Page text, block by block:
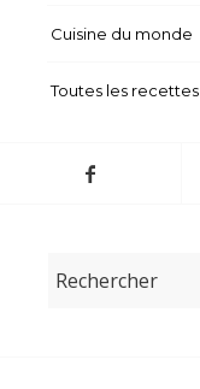
Cuisine du monde
Toutes les recettes